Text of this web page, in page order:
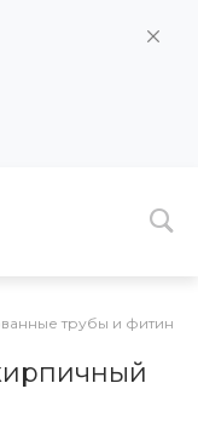
трубы и фитинги